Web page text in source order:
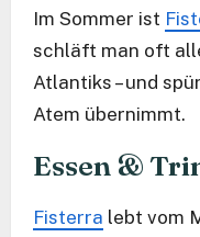
Im Sommer ist
schläft man oft
Atlantiks – und
Atem übernimmt.
Essen &
Fisterra lebt vom